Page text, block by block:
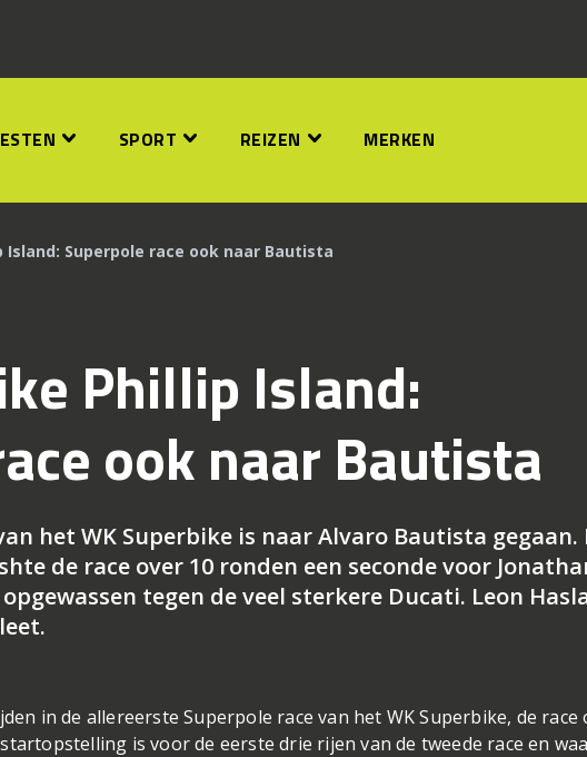
SPORT REIZEN MERKEN
Island: Superpole race ook naar Bautista
Phillip Island:
ook naar Bautista
het WK Superbike is naar Alvaro Bautista gegaan.
de race over 10 ronden een seconde voor
tegen de veel sterkere Ducati. Leon
in de allereerste Superpole race van het WK Superbike, de race
is voor de eerste drie rijen van de tweede race en